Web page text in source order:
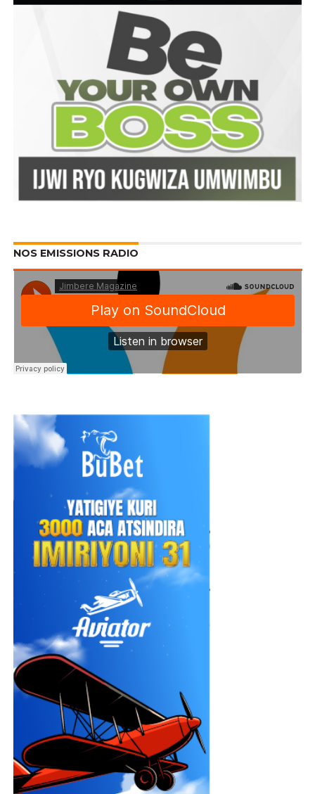
NOS EMISSIONS RADIO